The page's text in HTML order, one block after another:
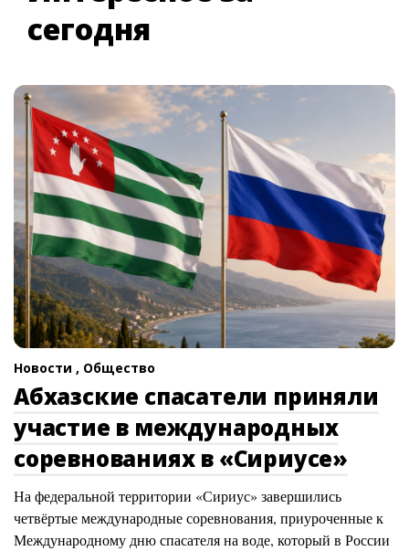
сегодня
Новости , Общество
Абхазские спасатели приняли
участие в международных
соревнованиях в «Сириусе»
На федеральной территории «Сириус» завершились
четвёртые международные соревнования, приуроченные к
Международному дню спасателя на воде, который в России